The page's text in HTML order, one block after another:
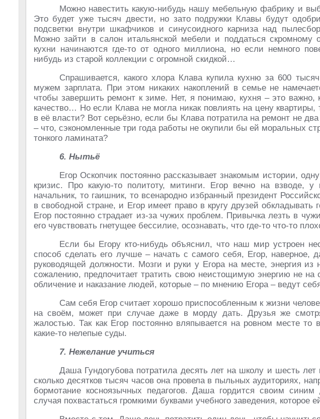
Можно навестить какую-нибудь нашу мебельную фабрику и
Это будет уже тысяч двести, но зато подружки Клавы будут
подсветки внутри шкафчиков и синусоидного карниза над
Можно зайти в салон итальянской мебели и поддаться
кухни начинаются где-то от одного миллиона, но если немного
нибудь из старой коллекции с огромной скидкой…
Спрашивается, какого хлора Клава купила кухню за 600
мужем зарплата. При этом никаких накоплений в семье не
чтобы завершить ремонт к зиме. Нет, я понимаю, кухня – это важно,
качество… Но если Клава не могла никак повлиять на цену
в её власти? Вот серьёзно, если бы Клава потратила на ремонт не
– что, сэкономленные три года работы не окупили бы ей моральных
тонкого ламината?
6. Нытьё
Егор Оскопчик постоянно рассказывает знакомым истории,
кризис. Про какую-то политоту, митинги. Егор вечно на взводе, у
начальник, то гаишник, то всенародно избранный президент
в свободной стране, и Егор имеет право в кругу друзей обкладывать
Егор постоянно страдает из-за чужих проблем. Привычка лезть в
его чувствовать гнетущее бессилие, осознавать, что где-то что-то
Если бы Егору кто-нибудь объяснил, что наш мир устроен
способ сделать его лучше – начать с самого себя, Егор, наверное,
руководящей должности. Мозги и руки у Егора на месте, энергия из
сожалению, предпочитает тратить свою неистощимую энергию не на
обличение и наказание людей, которые – по мнению Егора – ведут
Сам себя Егор считает хорошо приспособленным к жизни
на своём, может при случае даже в морду дать. Друзья же
жалостью. Так как Егор постоянно вляпывается на ровном месте
какие-то нелепые суды.
7. Нежелание учиться
Даша Гундогубова потратила десять лет на школу и шесть лет
сколько десятков тысяч часов она провела в пыльных аудиториях,
бормотание косноязычных педагогов. Даша гордится своим
случая похвастаться громкими буквами учебного заведения, которое